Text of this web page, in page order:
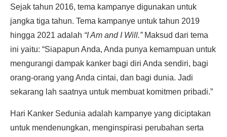
Sejak tahun 2016, tema kampanye digunakan untuk
jangka tiga tahun. Tema kampanye untuk tahun 2019
hingga 2021 adalah “I Am and I Will.”Maksud dari tema
ini yaitu: “Siapapun Anda, Anda punya kemampuan untuk
mengurangi dampak kanker bagi diri Anda sendiri, bagi
orang-orang yang Anda cintai, dan bagi dunia. Jadi
sekarang lah saatnya untuk membuat komitmen pribadi.”
Hari Kanker Sedunia adalah kampanye yang diciptakan
untuk mendenungkan, menginspirasi perubahan serta